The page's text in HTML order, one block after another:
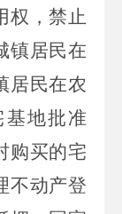
权，禁止
镇居民在
居民在农
地批准
购买的宅
不动产登